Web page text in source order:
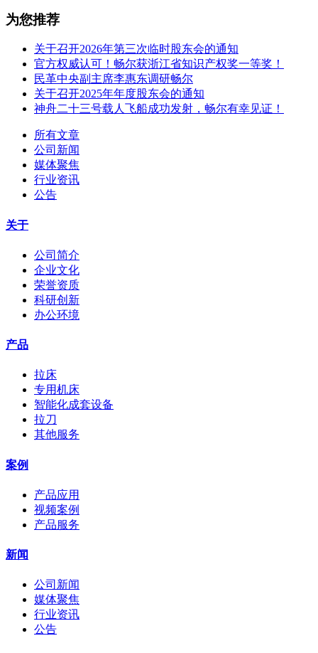
为您推荐
关于召开2026年第三次临时股东会的通知
官方权威认可！畅尔获浙江省知识产权奖一等奖！
民革中央副主席李惠东调研畅尔
关于召开2025年年度股东会的通知
神舟二十三号载人飞船成功发射，畅尔有幸见证！
所有文章
公司新闻
媒体聚焦
行业资讯
公告
关于
公司简介
企业文化
荣誉资质
科研创新
办公环境
产品
拉床
专用机床
智能化成套设备
拉刀
其他服务
案例
产品应用
视频案例
产品服务
新闻
公司新闻
媒体聚焦
行业资讯
公告